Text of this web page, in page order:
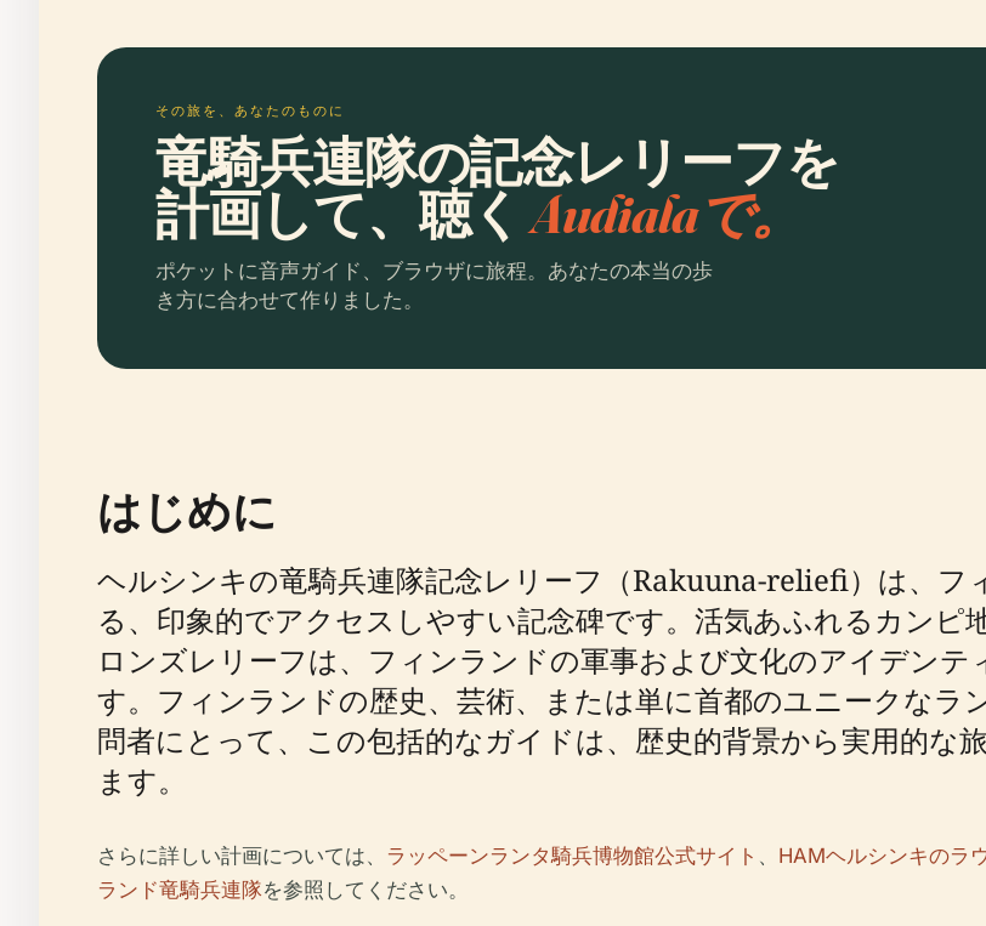
その旅を、あなたのものに
竜騎兵連隊の記念レリーフを
計画して、聴くAudialaで。
ポケットに音声ガイド、ブラウザに旅程。あなたの本当の歩
き方に合わせて作りました。
はじめに
ヘルシンキの竜騎兵連隊記念レリーフ（Rakuuna-reliefi）は、フ
る、印象的でアクセスしやすい記念碑です。活気あふれるカン
ロンズレリーフは、フィンランドの軍事および文化のアイデンテ
す。フィンランドの歴史、芸術、または単に首都のユニークな
問者にとって、この包括的なガイドは、歴史的背景から実用的な
ます。
さらに詳しい計画については、 ラッペーンランタ騎兵博物館公式サイト 、 HAMヘルシンキのラ
ランド竜騎兵連隊を参照してください。